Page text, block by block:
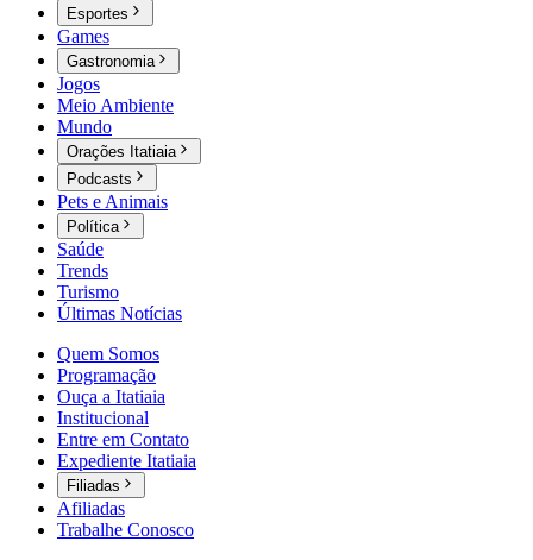
Esportes
Games
Gastronomia
Jogos
Meio Ambiente
Mundo
Orações Itatiaia
Podcasts
Pets e Animais
Política
Saúde
Trends
Turismo
Últimas Notícias
Quem Somos
Programação
Ouça a Itatiaia
Institucional
Entre em Contato
Expediente Itatiaia
Filiadas
Afiliadas
Trabalhe Conosco